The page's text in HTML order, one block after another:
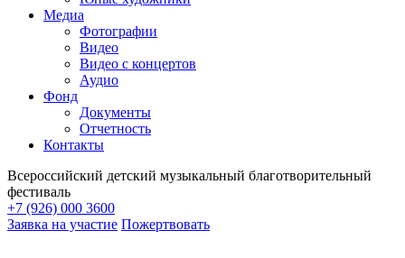
Медиа
Фотографии
Видео
Видео с концертов
Аудио
Фонд
Документы
Отчетность
Контакты
Всероссийский детский музыкальный благотворительный
фестиваль
+7 (926) 000 3600
Заявка на участие Пожертвовать